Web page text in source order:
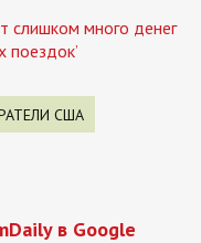
слишком много денег
поездок’
США
в Google